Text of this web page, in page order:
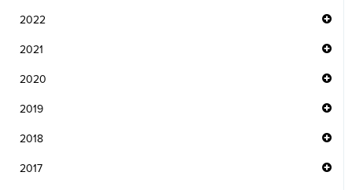
2022
2021
2020
2019
2018
2017